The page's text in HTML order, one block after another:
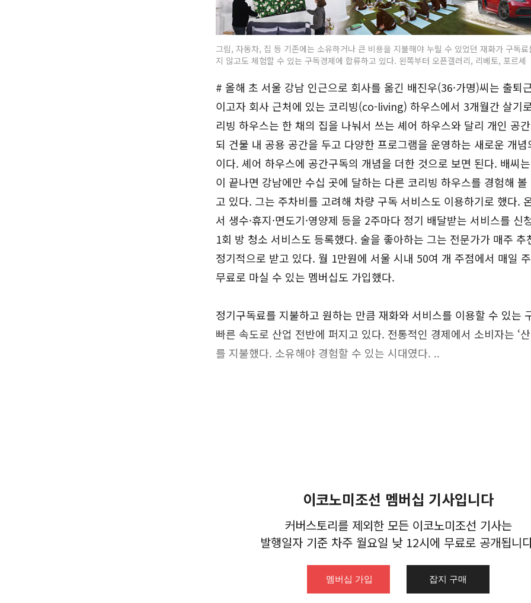
그림, 자동차, 집 등 기존에는 소유하거나 큰 비용을 지불해야 누릴 수 있었던 재화가 구독
지 않고도 체험할 수 있는 구독경제에 합류하고 있다. 왼쪽부터 오픈갤러리, 리베토, 포르셰
# 올해 초 서울 강남 인근으로 회사를 옮긴 배진우(36·가명)씨는 출퇴
이고자 회사 근처에 있는 코리빙(co-living) 하우스에서 3개월간 살기
리빙 하우스는 한 채의 집을 나눠서 쓰는 셰어 하우스와 달리 개인 공
되 건물 내 공용 공간을 두고 다양한 프로그램을 운영하는 새로운 개
이다. 셰어 하우스에 공간구독의 개념을 더한 것으로 보면 된다. 배씨
이 끝나면 강남에만 수십 곳에 달하는 다른 코리빙 하우스를 경험해
고 있다. 그는 주차비를 고려해 차량 구독 서비스도 이용하기로 했다.
서 생수·휴지·면도기·영양제 등을 2주마다 정기 배달받는 서비스를 신
1회 방 청소 서비스도 등록했다. 술을 좋아하는 그는 전문가가 매주 추
정기적으로 받고 있다. 월 1만원에 서울 시내 50여 개 주점에서 매일
무료로 마실 수 있는 멤버십도 가입했다.
정기구독료를 지불하고 원하는 만큼 재화와 서비스를 이용할 수 있는
빠른 속도로 산업 전반에 퍼지고 있다. 전통적인 경제에서 소비자는 ‘
를 지불했다. 소유해야 경험할 수 있는 시대였다. ..
이코노미조선 멤버십 기사입니다
커버스토리를 제외한 모든 이코노미조선 기사는
발행일자 기준 차주 월요일 낮 12시에 무료로 공개됩니
멤버십 가입 잡지 구매